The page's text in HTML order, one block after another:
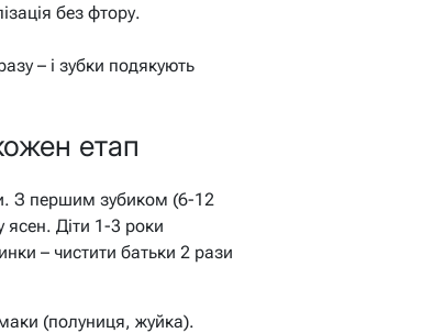
без фтору.
– і зубки подякують
етап
З першим зубиком (6-12
ясен. Діти 1-3 роки
– чистити батьки 2 рази
(полуниця, жуйка).